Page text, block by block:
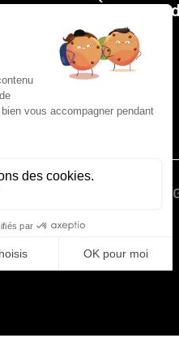
-
À propos
| CLEMENTZ -